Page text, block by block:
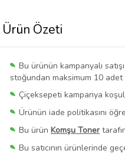
Ürün Özeti
Bu ürünün kampanyalı
stoğundan maksimum 10 adet
Çiçeksepeti kampanya
Ürünün iade politikasını
Bu ürün Komşu Toner
Bu satıcının ürünlerinde